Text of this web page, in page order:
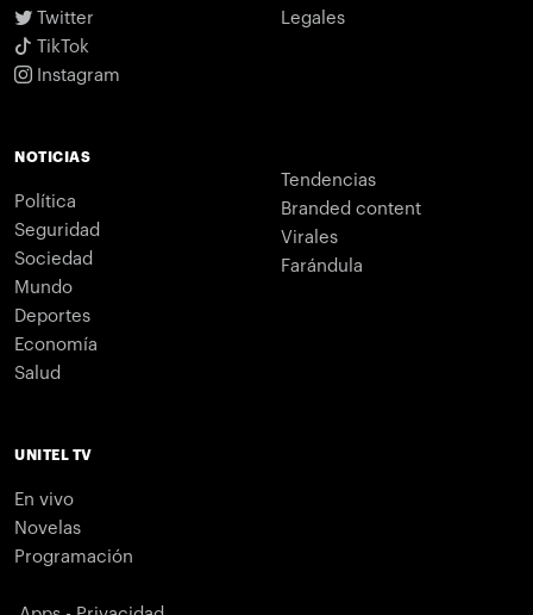
Twitter
TikTok
Instagram
Legales
NOTICIAS
Política
Seguridad
Sociedad
Mundo
Deportes
Economía
Salud
Tendencias
Branded content
Virales
Farándula
UNITEL TV
En vivo
Novelas
Programación